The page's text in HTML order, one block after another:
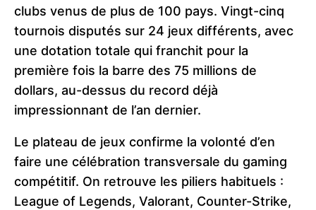
clubs venus de plus de 100 pays. Vingt-cinq
tournois disputés sur 24 jeux différents, avec
une dotation totale qui franchit pour la
première fois la barre des 75 millions de
dollars, au-dessus du record déjà
impressionnant de l’an dernier.
Le plateau de jeux confirme la volonté d’en
faire une célébration transversale du gaming
compétitif. On retrouve les piliers habituels :
League of Legends, Valorant, Counter-Strike,